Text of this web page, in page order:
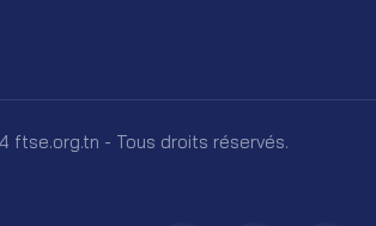
ftse.org.tn - Tous droits réservés.